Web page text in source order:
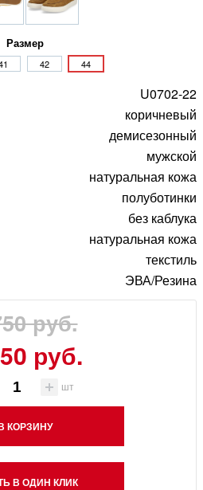
Размер
42 44
U0702-22
коричневый
демисезонный
мужской
натуральная кожа
полуботинки
без каблука
натуральная кожа
текстиль
ЭВА/Резина
руб.
руб.
шт
КОРЗИНУ
В ОДИН КЛИК